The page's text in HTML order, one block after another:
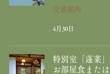
交通案内
4月30日
特別室「蓬
お部屋食また